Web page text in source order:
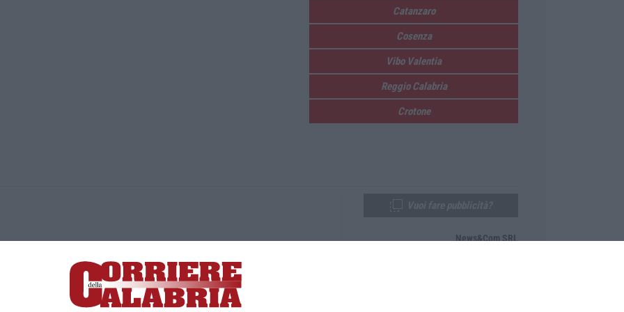
Catanzaro
Cosenza
Vibo Valentia
Reggio Calabria
Crotone
Lamezia Terme (CZ)
responsabile Paola Militano |Privacy
News&Com SRL